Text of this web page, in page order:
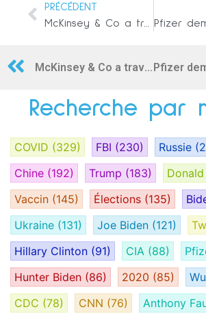
PRÉCÉDENT
McKinsey & Co a travaillé avec un fabricant d’armes russe alors qu’il conseillait le Pentagone
McKinsey & Co a travaillé avec un fabricant d’armes russe alors qu’il conseillait le Pentagone
Recherche par
COVID (329) FBI (230) Russie
Chine (192) Trump (183)
Vaccin (145) Élections (135)
Ukraine (131) Joe Biden (121)
Hillary Clinton (91) CIA (88)
Hunter Biden (86) 2020 (85)
CDC (78) CNN (76) Anthony